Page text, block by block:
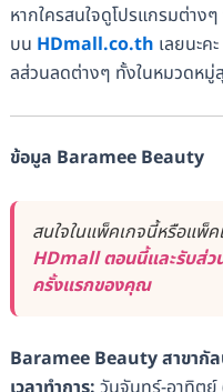
หากใครสนใจดูโปรแกรมต่าง
บน HDmall.co.th เลยนะค
ลส่วนลดต่างๆ ทั้งในหมวดหมู่
ข้อมูล Baramee Beauty
สนใจในแพ็คเกจนี้หรือแพ็
HDmall ตอนนี้และรับส่ว
ครั้งแรกของคุณ
Baramee Beauty สาขากั